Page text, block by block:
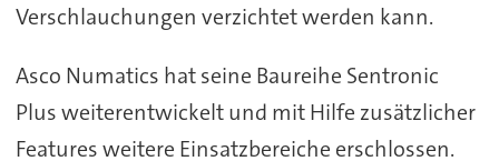
Verschlauchungen verzichtet werden kann.
Asco Numatics hat seine Baureihe Sentronic
Plus weiterentwickelt und mit Hilfe zusätzlicher
Features weitere Einsatzbereiche erschlossen.